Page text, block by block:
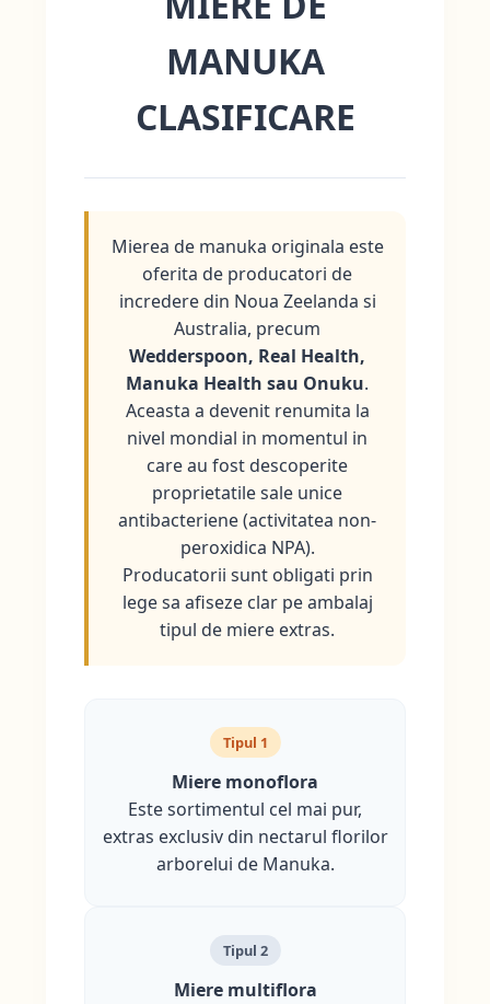
MANUKA
CLASIFICARE
Mierea de manuka originala este
oferita de producatori de
incredere din Noua Zeelanda si
Australia, precum
Wedderspoon, Real Health,
Manuka Health sau Onuku.
Aceasta a devenit renumita la
nivel mondial in momentul in
care au fost descoperite
proprietatile sale unice
antibacteriene (activitatea non-
peroxidica NPA).
Producatorii sunt obligati prin
lege sa afiseze clar pe ambalaj
tipul de miere extras.
Tipul 1
Miere monoflora
Este sortimentul cel mai pur,
extras exclusiv din nectarul florilor
arborelui de Manuka.
Tipul 2
Miere multiflora